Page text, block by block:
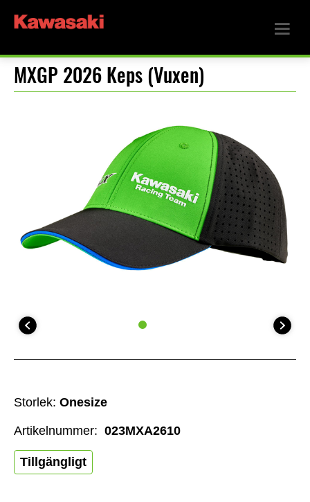
MXGP 2026 Keps (Vuxen)
Storlek: Onesize
Tillgängligt
Artikelnummer: 023MXA2610